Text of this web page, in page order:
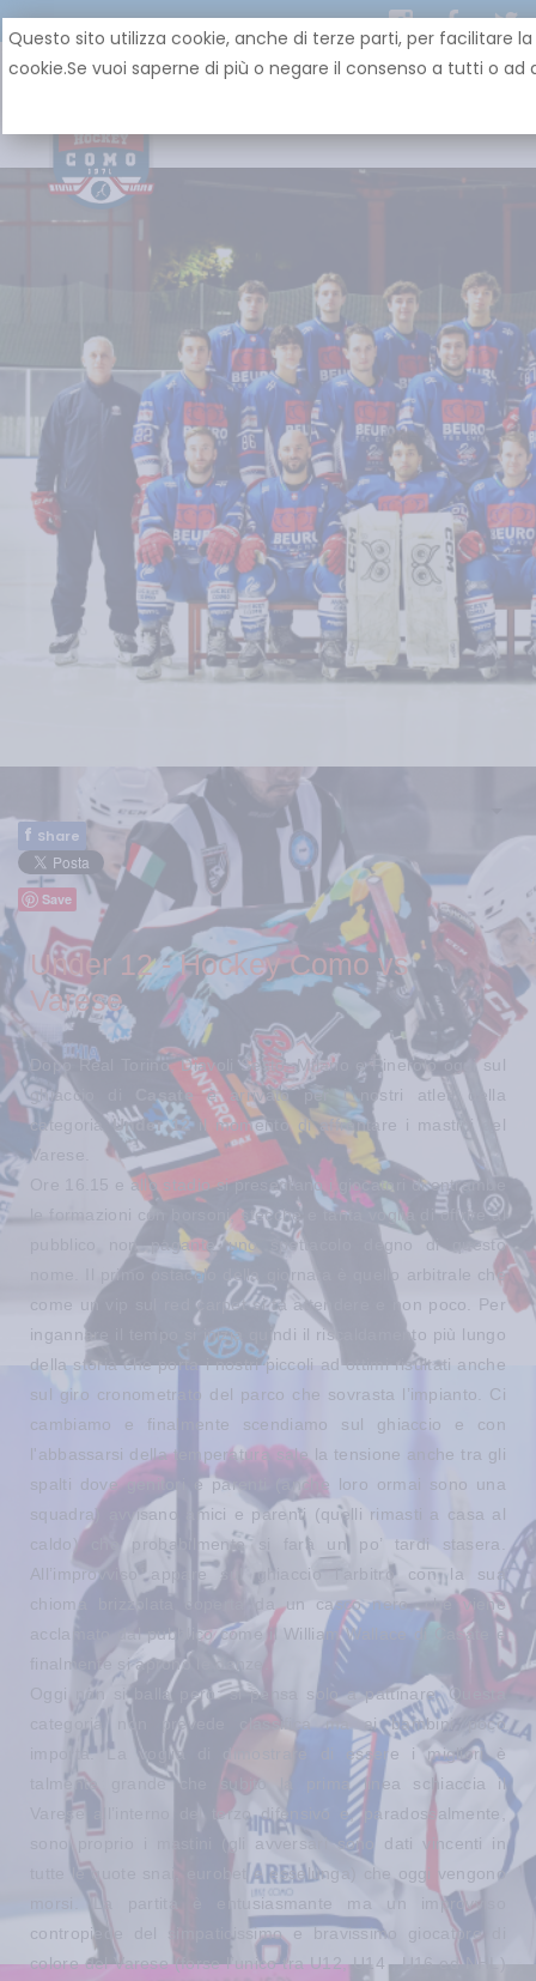
f Share
Save
Under 12 - Hockey Como vs
Varese
Dopo Real Torino, Diavoli Sesto, Milano e Pinerolo oggi sul
ghiaccio di
Casate è arrivato per i nostri atleti della
categoriaUnder 12il momento di affrontare i mastini del
Varese.
Ore 16.15 e allo stadio si presentano i giocatori di entrambe
le formazioni con borsoni, stecche e tanta voglia di offrire al
pubblico non pagante uno spettacolo degno di questo
nome. Il primo ostacolo della giornata è quello arbitrale che
come un vip sul red carpet si fa attendere e non poco. Per
ingannare il tempo si inizia quindi il riscaldamento più lungo
della storia che porta i nostri piccoli ad ottimi risultati anche
sul giro cronometrato del parco che sovrasta l’impianto. Ci
cambiamo e finalmente scendiamo sul ghiaccio e con
l'abbassarsi della temperatura sale la tensione anche tra gli
spalti dove genitori e parenti (anche loro ormai sono una
squadra) avvisano amici e parenti (quelli rimasti a casa al
caldo) che probabilmente si farà un po’ tardi stasera.
All’improvviso appare sul ghiaccio l’arbitro con la sua
chioma brizzolata coperta da un casco nero, che viene
acclamato dal pubblico come il William Wallace di Casate e
finalmente si aprono le danze.
Oggi non si balla però: si pensa solo a pattinare. Questa
categoria non prevede classifica ma ai bambini poco
importa. La voglia di dimostrare di essere i migliori è
talmente grande che subito la prima linea schiaccia il
Varese all’interno del terzo difensivo e, paradossalmente,
sono proprio i mastini (gli avversari sono dati vincenti in
tutte le quote snai, eurobet e esselunga) che oggi vengono
morsi. La partita è entusiasmante ma un improvviso
contropiede del simpaticissimo e bravissimo giocatore di
colore del Varese (forse l’unico tra U12, U14 , U16 ed NHL)
Questo sito utilizza cookie, anche di terze parti, per facilitare
cookie.Se vuoi saperne di più o negare il consenso a tutti o ad